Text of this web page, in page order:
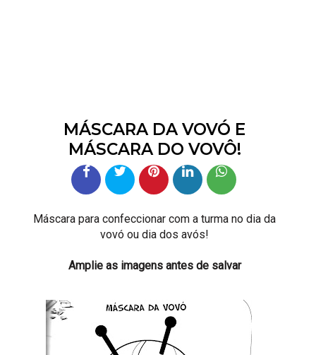
MÁSCARA DA VOVÓ E
MÁSCARA DO VOVÔ!
Máscara para confeccionar com a turma no dia da
vovó ou dia dos avós!
Amplie as imagens antes de salvar